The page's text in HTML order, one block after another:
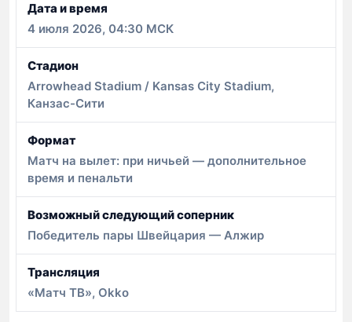
—
Гана
Дата и время
4 июля 2026, 04:30 МСК
Стадион
Arrowhead Stadium / Kansas City Stadium,
Канзас-Сити
Формат
Матч на вылет: при ничьей — дополнительное
время и пенальти
Возможный следующий соперник
Победитель пары Швейцария — Алжир
Трансляция
«Матч ТВ», Okko